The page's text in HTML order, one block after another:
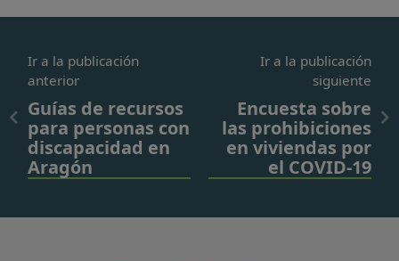
Ir a la publicación
anterior
Guías de recursos
para personas con
discapacidad en
Aragón
Ir a la publicación
siguiente
Encuesta sobre
las prohibiciones
en viviendas por
el COVID-19